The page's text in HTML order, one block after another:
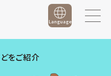
Language
をご紹介